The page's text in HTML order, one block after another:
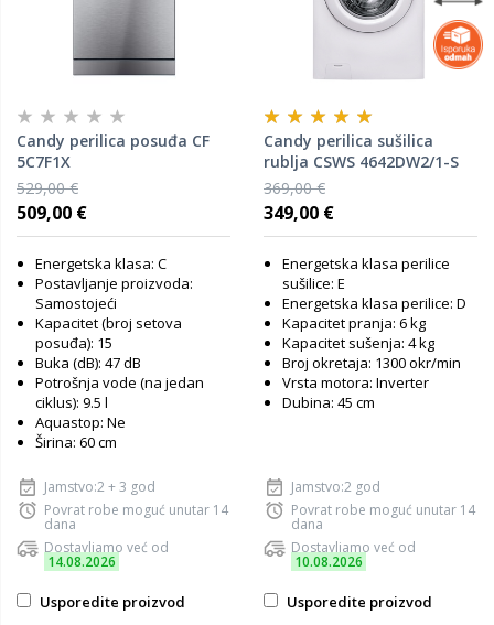
Candy perilica posuđa CF
5C7F1X
529,00 €
509,00 €
Energetska klasa: C
Postavljanje proizvoda:
Samostojeći
Kapacitet (broj setova
posuđa): 15
Buka (dB): 47 dB
Potrošnja vode (na jedan
ciklus): 9.5 l
Aquastop: Ne
Širina: 60 cm
Jamstvo:2 + 3 god
Povrat robe moguć unutar 14
dana
Dostavljamo već od
14.08.2026
Usporedite proizvod
Candy perilica sušilica
rublja CSWS 4642DW2/1-S
369,00 €
349,00 €
Energetska klasa perilice
sušilice: E
Energetska klasa perilice: D
Kapacitet pranja: 6 kg
Kapacitet sušenja: 4 kg
Broj okretaja: 1300 okr/min
Vrsta motora: Inverter
Dubina: 45 cm
Jamstvo:2 god
Povrat robe moguć unutar 14
dana
Dostavljamo već od
10.08.2026
Usporedite proizvod